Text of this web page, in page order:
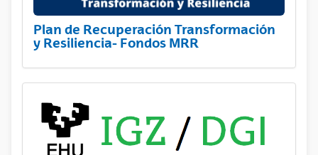
Plan de Recuperación Transformación
y Resiliencia- Fondos MRR